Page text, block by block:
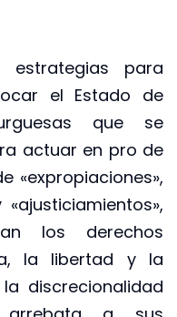
estrategias para
el Estado de
que se
actuar en pro de
«expropiaciones»,
los derechos
la libertad y la
discrecionalidad